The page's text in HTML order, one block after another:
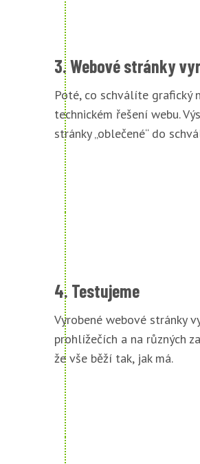
3. Webové stránky
Poté, co schválíte grafický
technickém řešení webu.
stránky „oblečené“ do
4. Testujeme
Vyrobené webové stránky
prohlížečích a na různých
že vše běží tak, jak má.